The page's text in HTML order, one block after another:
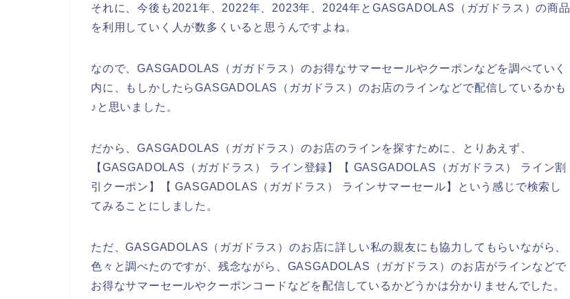
それに、今後も2021年、2022年、2023年、2024年とGASGADOLAS（ガガドラス）の商品
を利用していく人が数多くいると思うんですよね。
なので、GASGADOLAS（ガガドラス）のお得なサマーセールやクーポンなどを調べていく
内に、もしかしたらGASGADOLAS（ガガドラス）のお店のラインなどで配信しているかも
♪と思いました。
だから、GASGADOLAS（ガガドラス）のお店のラインを探すために、とりあえず、
【GASGADOLAS（ガガドラス） ライン登録】【 GASGADOLAS（ガガドラス） ライン割
引クーポン】【 GASGADOLAS（ガガドラス） ラインサマーセール】という感じで検索し
てみることにしました。
ただ、GASGADOLAS（ガガドラス）のお店に詳しい私の親友にも協力してもらいながら、
色々と調べたのですが、残念ながら、GASGADOLAS（ガガドラス）のお店がラインなどで
お得なサマーセールやクーポンコードなどを配信しているかどうかは分かりませんでした。